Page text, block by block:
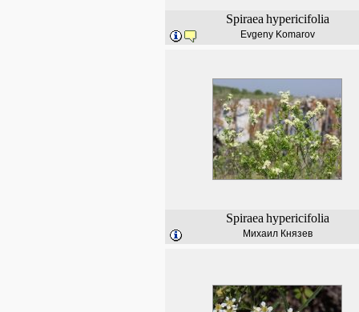
Spiraea hypericifolia
Evgeny Komarov
Spiraea hypericifolia
Михаил Князев